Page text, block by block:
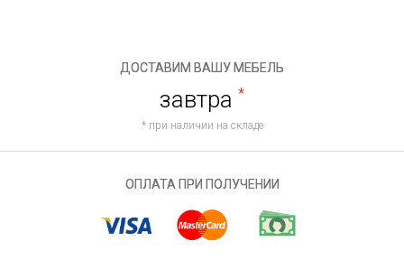
ДОСТАВИМ ВАШУ МЕБЕЛЬ
завтра *
* при наличии на складе
ОПЛАТА ПРИ ПОЛУЧЕНИИ